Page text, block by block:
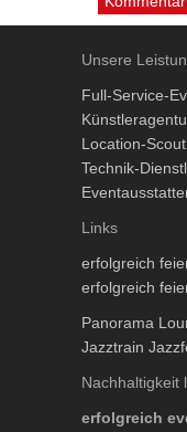
Unsere
Full-Service-
Location-Scout
Technik-
Links
erfolgreich
erfolgreich
Panorama
Jazztrain
Nachhaltigkeit
erfolgreich